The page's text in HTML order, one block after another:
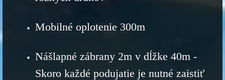
Mobilné oplotenie 300m
Nášlapné zábrany 2m v dĺžke 40m -
Skoro každé podujatie je nutné zaistiť